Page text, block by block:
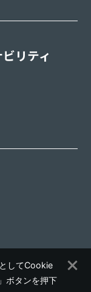
リティ
してCookie
ボタンを押下